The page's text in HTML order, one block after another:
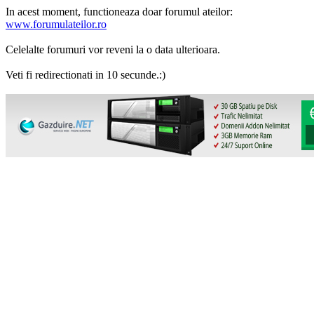
In acest moment, functioneaza doar forumul ateilor:
www.forumulateilor.ro
Celelalte forumuri vor reveni la o data ulterioara.
Veti fi redirectionati in 10 secunde.:)